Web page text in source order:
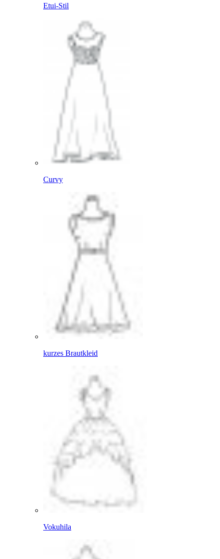
Etui-Stil
Curvy
kurzes Brautkleid
Vokuhila